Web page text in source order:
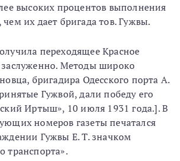
высоких процентов выполнения
их дает бригада тов. Гужвы.
переходящее Красное
Методы широко
бригадира Одесского порта А.
Гужвой, дали победу его
Иртыш», 10 июля 1931 года.]. В
номеров газеты печатался
Гужвы Е. Т. значком
транспорта».